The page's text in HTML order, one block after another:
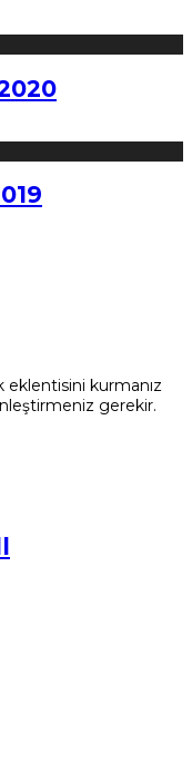
kurmanız
gerekir.